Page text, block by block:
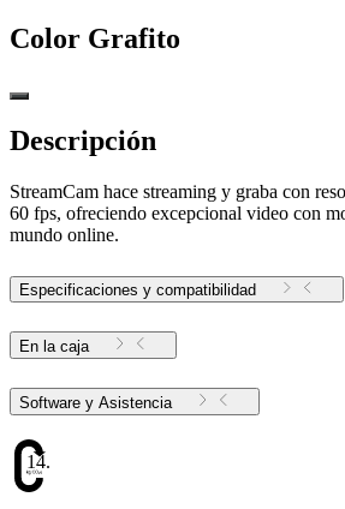
Color Grafito
Descripción
StreamCam hace streaming y graba con
60 fps, ofreciendo excepcional video con
mundo online.
Especificaciones y compatibilidad
En la caja
Software y Asistencia
14.17